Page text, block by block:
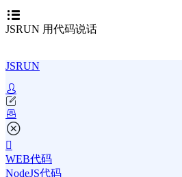
JSRUN 用代码说话
JSRUN
WEB代码
NodeJS代码